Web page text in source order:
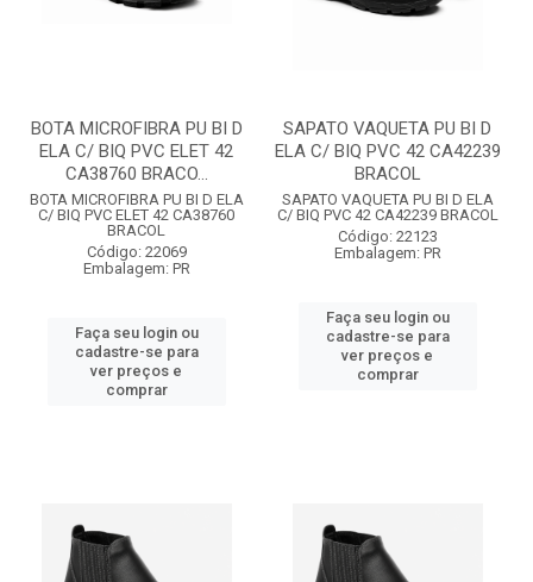
BOTA MICROFIBRA PU BI D
ELA C/ BIQ PVC ELET 42
CA38760 BRACO...
BOTA MICROFIBRA PU BI D ELA
C/ BIQ PVC ELET 42 CA38760
BRACOL
Código: 22069
Embalagem: PR
Faça seu login ou
cadastre-se para
ver preços e
comprar
SAPATO VAQUETA PU BI D
ELA C/ BIQ PVC 42 CA42239
BRACOL
SAPATO VAQUETA PU BI D ELA
C/ BIQ PVC 42 CA42239 BRACOL
Código: 22123
Embalagem: PR
Faça seu login ou
cadastre-se para
ver preços e
comprar